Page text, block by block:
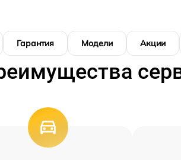
Гарантия Модели Акции